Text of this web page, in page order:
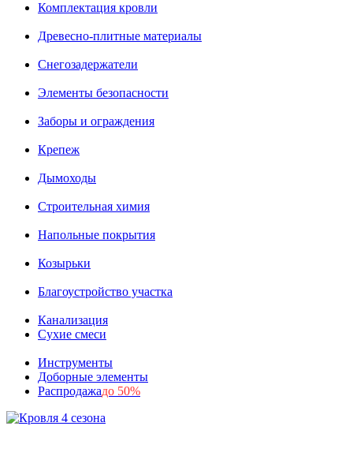
Комплектация кровли
Древесно-плитные материалы
Снегозадержатели
Элементы безопасности
Заборы и ограждения
Крепеж
Дымоходы
Строительная химия
Напольные покрытия
Козырьки
Благоустройство участка
Канализация
Сухие смеси
Инструменты
Доборные элементы
Распродажадо 50%